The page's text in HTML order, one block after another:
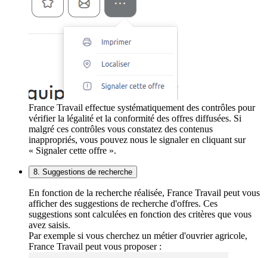
France Travail effectue systématiquement des contrôles pour
vérifier la légalité et la conformité des offres diffusées. Si
malgré ces contrôles vous constatez des contenus
inappropriés, vous pouvez nous le signaler en cliquant sur
« Signaler cette offre ».
8. Suggestions de recherche
En fonction de la recherche réalisée, France Travail peut vous
afficher des suggestions de recherche d'offres. Ces
suggestions sont calculées en fonction des critères que vous
avez saisis.
Par exemple si vous cherchez un métier d'ouvrier agricole,
France Travail peut vous proposer :